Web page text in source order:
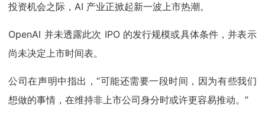
投资机会之际，AI 产业正掀起新一波上市热潮。
OpenAI 并未透露此次 IPO 的发行规模或具体条件，并表示
尚未决定上市时间表。
公司在声明中指出，“可能还需要一段时间，因为有些我们
想做的事情，在维持非上市公司身分时或许更容易推动。”